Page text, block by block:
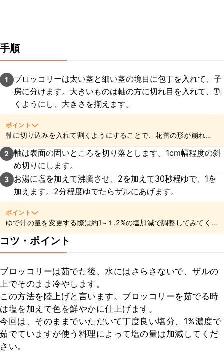
手順
1
ブロッコリーは太い茎と細い茎の境目に包丁を入れて、子
房に分けます。大きいものは軸の方に切れ目を入れて、割
くようにし、大きさを揃えます。
ポイント
軸に切り込みを入れて割くようにすることで、花蕾の形が崩れに
くくなりますよ。
2
軸は表面の固いところを切り落とします。1cm幅程度の斜
め切りにします。
3
お湯に塩を加えて沸騰させ、2を加えて30秒程ゆで、1を
加えます。2分程度ゆでたらザルにあげます。
ポイント
ゆで汁の量を変更する際は約1~１.2%の塩加減で調整してみてく
ださいね。
コツ・ポイント
ブロッコリーは茹でた後、水にはさらさないで、ザルの
上でそのまま冷やします。
この方法を陸上げと言います。ブロッコリーを茹でる時
は塩を加えて色を鮮やかに仕上げます。
今回は、そのままでいただいて丁度良い塩分、1%濃度で
茹でていますが使う料理によって塩の量は加減してくだ
さい。